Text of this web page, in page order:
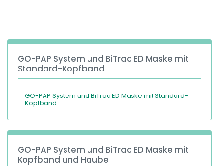
GO-PAP System und BiTrac ED Maske mit
Standard-Kopfband
GO-PAP System und BiTrac ED Maske mit Standard-
Kopfband
GO-PAP System und BiTrac ED Maske mit
Kopfband und Haube